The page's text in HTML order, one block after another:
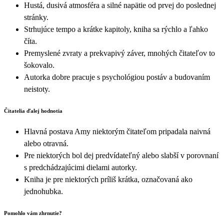
Hustá, dusivá atmosféra a silné napätie od prvej do poslednej
stránky.
Strhujúce tempo a krátke kapitoly, kniha sa rýchlo a ľahko
číta.
Premyslené zvraty a prekvapivý záver, mnohých čitateľov to
šokovalo.
Autorka dobre pracuje s psychológiou postáv a budovaním
neistoty.
Čitatelia ďalej hodnotia
Hlavná postava Amy niektorým čitateľom pripadala naivná
alebo otravná.
Pre niektorých bol dej predvídateľný alebo slabší v porovnaní
s predchádzajúcimi dielami autorky.
Kniha je pre niektorých príliš krátka, označovaná ako
jednohubka.
Pomohlo vám zhrnutie?